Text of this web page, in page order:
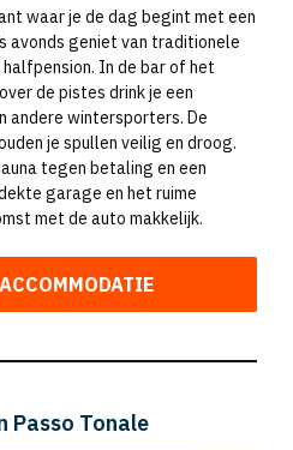
waar je de dag begint met een
avonds geniet van traditionele
In de bar of het
de pistes drink je een
andere wintersporters. De
je spullen veilig en droog.
tegen betaling en een
garage en het ruime
met de auto makkelijk.
Passo Tonale